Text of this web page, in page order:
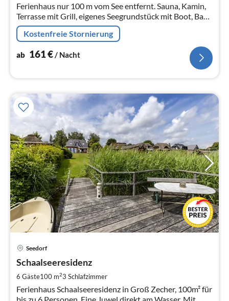
Ferienhaus nur 100 m vom See entfernt. Sauna, Kamin,
Terrasse mit Grill, eigenes Seegrundstück mit Boot, Bade
& Angelmöglichkeit, Hunde willkommen
Kostenfreie Stornierung
ab 161€/ Nacht
Seedorf
Schaalseeresidenz
6 Gäste100 m23 Schlafzimmer
Ferienhaus Schaalseeresidenz in Groß Zecher, 100m² für